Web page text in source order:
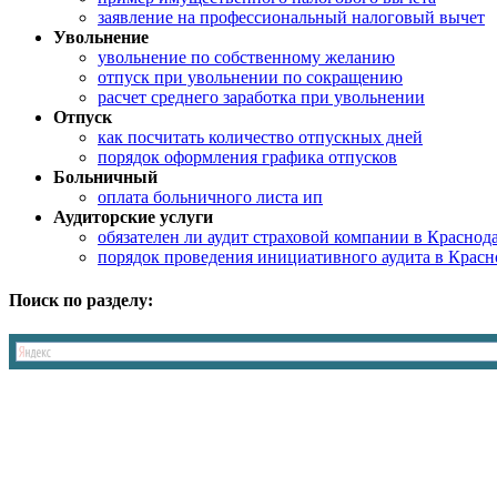
заявление на профессиональный налоговый вычет
Увольнение
увольнение по собственному желанию
отпуск при увольнении по сокращению
расчет среднего заработка при увольнении
Отпуск
как посчитать количество отпускных дней
порядок оформления графика отпусков
Больничный
оплата больничного листа ип
Аудиторские услуги
обязателен ли аудит страховой компании в
порядок проведения инициативного аудита в
Поиск по разделу: